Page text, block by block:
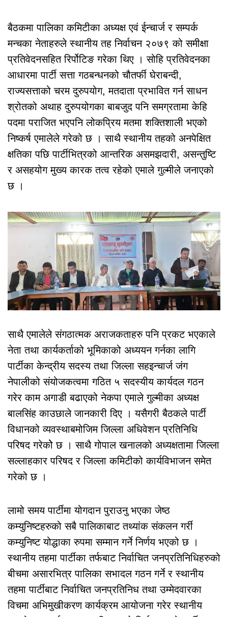
बैठकमा पालिका कमिटीका अध्यक्ष एवं ईन्चार्ज र सम्पर्क
मन्चका नेताहरुले स्थानीय तह निर्वाचन २०७९ को समीक्षा
प्रतिवेदनसहित रिर्पोटिङ गरेका थिए । सोहि प्रतिवेदनका
आधारमा पार्टी सत्ता गठबन्धनको चौतर्फी घेराबन्दी,
राज्यसत्ताको चरम दुरुपयोग, मतदाता प्रभावित गर्न साधन
श्रोतको अथाह दुरुपयोगका बाबजुद पनि समग्रतामा केहि
पदमा पराजित भएपनि लोकप्रिय मतमा शक्तिशाली भएको
निष्कर्ष एमालेले गरेको छ । साथै स्थानीय तहको अनपेक्षित
क्षतिका पछि पार्टीभित्रको आन्तरिक असमझदारी, असन्तुष्टि
र असहयोग मुख्य कारक तत्व रहेको एमाले गुल्मीले जनाएको
छ ।
साथै एमालेले संगठात्मक अराजकताहरु पनि प्रकट भएकाले
नेता तथा कार्यकर्ताको भूमिकाको अध्ययन गर्नका लागि
पार्टीका केन्द्रीय सदस्य तथा जिल्ला सहइन्चार्ज जंग
नेपालीको संयोजकत्वमा गठित ५ सदस्यीय कार्यदल गठन
गरेर काम अगाडी बढाएको नेकपा एमाले गुल्मीका अध्यक्ष
बालसिंह काउछाले जानकारी दिए । यसैगरी बैठकले पार्टी
विधानको व्यवस्थाबमोजिम जिल्ला अधिवेशन प्रतिनिधि
परिषद गरेकोे छ । साथै गोपाल खनालको अध्यक्षतामा जिल्ला
सल्लाहकार परिषद र जिल्ला कमिटीको कार्यविभाजन समेत
गरेको छ ।
लामो समय पार्टीमा योगदान पुराउनु भएका जेष्ठ
कम्युनिष्टहरुको सबै पालिकाबाट तथ्यांक संकलन गर्री
कम्युनिष्ट योद्धाका रुपमा सम्मान गर्ने निर्णय भएको छ ।
स्थानीय तहमा पार्टीका तर्फबाट निर्वाचित जनप्रतिनिधिहरुको
बीचमा असारभित्र पालिका सभादल गठन गर्ने र स्थानीय
तहमा पार्टीबाट निर्वाचित जनप्रतिनिध तथा उम्मेदवारका
विचमा अभिमुखीकरण कार्यक्रम आयोजना गरेर स्थानीय